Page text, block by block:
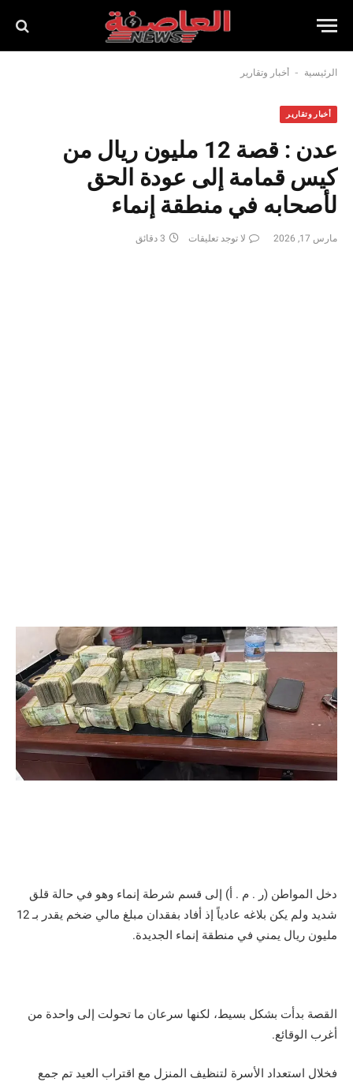
الرئيسية - أخبار وتقارير
أخبار وتقارير
عدن : قصة 12 مليون ريال من
كيس قمامة إلى عودة الحق
لأصحابه في منطقة إنماء
مارس 17, 2026 لا توجد تعليقات 3 دقائق
دخل المواطن (ر . م . أ) إلى قسم شرطة إنماء وهو في حالة قلق
شديد ولم يكن بلاغه عادياً إذ أفاد بفقدان مبلغ مالي ضخم يقدر بـ 12
مليون ريال يمني في منطقة إنماء الجديدة.
القصة بدأت بشكل بسيط، لكنها سرعان ما تحولت إلى واحدة من
أغرب الوقائع.
فخلال استعداد الأسرة لتنظيف المنزل مع اقتراب العيد تم جمع